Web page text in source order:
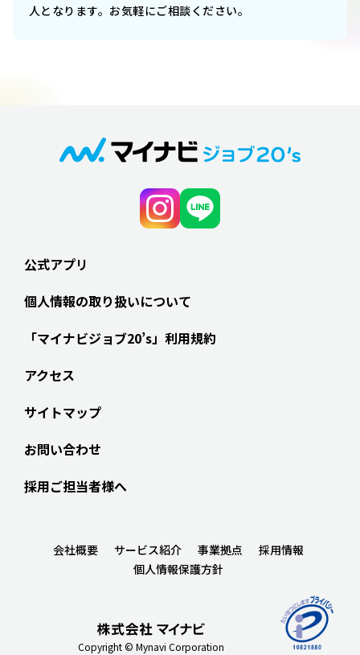
人となります。お気軽にご相談ください。
公式アプリ
個人情報の取り扱いについて
「マイナビジョブ20’s」利用規約
アクセス
サイトマップ
お問い合わせ
採用ご担当者様へ
Copyright © Mynavi Corporation
会社概要 サービス紹介 事業拠点
採用情報
個人情報保護方針